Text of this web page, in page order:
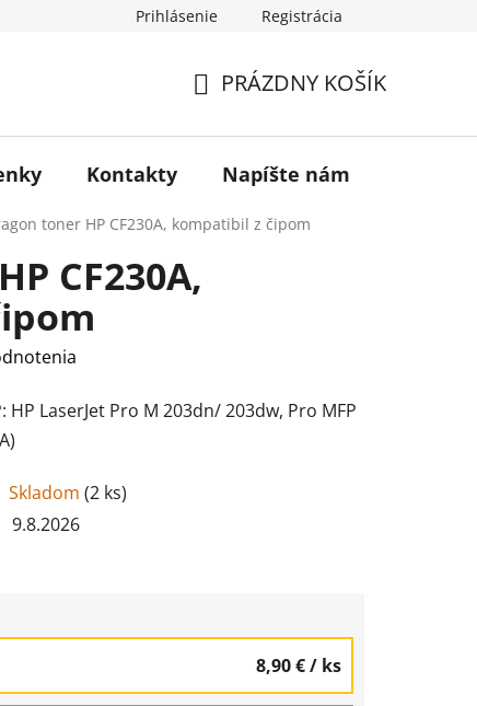
Prihlásenie Registrácia
KOŠÍK
PRÁZDNY KOŠÍK
Kontakty Napíšte nám
toner HP CF230A, kompatibil z čipom
CF230A,
LaserJet Pro M 203dn/ 203dw, Pro MFP
Skladom (2 ks)
9.8.2026
8,90 €/ ks